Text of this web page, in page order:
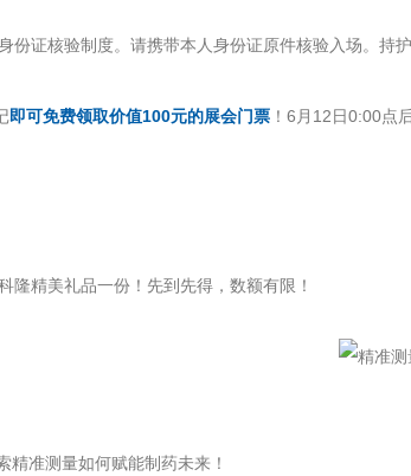
份证核验制度。请携带本人身份证原件核验入场。持
即可免费领取价值100元的展会门票 ！6月12日0:00点
隆精美礼品一份！先到先得，数额有限！
精准测量如何赋能制药未来！